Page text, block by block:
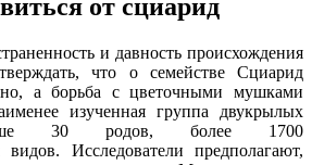
от сциарид
и давность происхождения
что о семействе Сциарид
а борьба с цветочными мушками
изученная группа двукрылых
30 родов, более 1700
видов. Исследователи предполагают,